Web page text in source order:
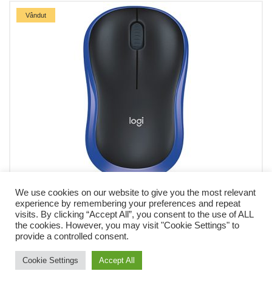
Vândut
MOUSE PC, PERIFERICE PERIFERICE PC
MOUSE OPTIC WIRELESS M185 ALBASTRU LOGITECH
77,11lei
We use cookies on our website to give you the most relevant
experience by remembering your preferences and repeat
visits. By clicking “Accept All”, you consent to the use of ALL
the cookies. However, you may visit "Cookie Settings" to
provide a controlled consent.
Cookie Settings Accept All